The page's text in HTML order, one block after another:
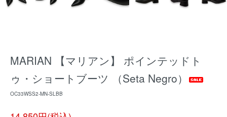
MARIAN 【マリアン】 ポインテッドト
ゥ・ショートブーツ （Seta Negro）
OC33WSS2-MN-SLBB